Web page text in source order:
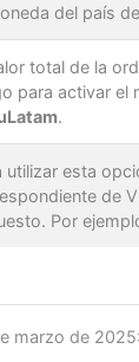
del país
total de la
para activar el
.
utilizar esta
de
Por
marzo de 2025: